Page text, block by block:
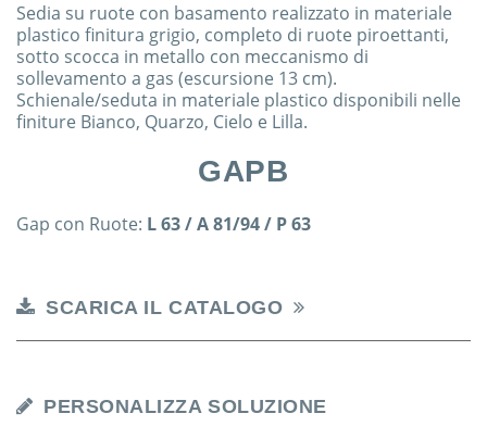
Sedia su ruote con basamento realizzato in materiale
plastico finitura grigio, completo di ruote piroettanti,
sotto scocca in metallo con meccanismo di
sollevamento a gas (escursione 13 cm).
Schienale/seduta in materiale plastico disponibili nelle
finiture Bianco, Quarzo, Cielo e Lilla.
GAPB
Gap con Ruote: L 63 / A 81/94 / P 63
SCARICA IL CATALOGO
PERSONALIZZA SOLUZIONE